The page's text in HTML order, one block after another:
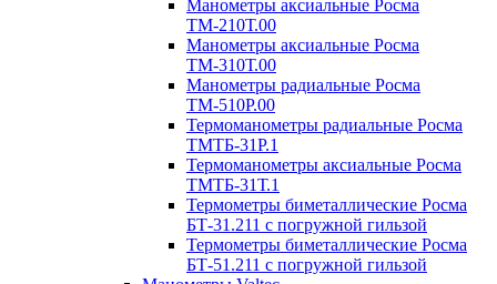
Манометры аксиальные Росма
ТМ-210Т.00
Манометры аксиальные Росма
ТМ-310Т.00
Манометры радиальные Росма
ТМ-510P.00
Термоманометры радиальные Росма
ТМТБ-31P.1
Термоманометры аксиальные Росма
ТМТБ-31Т.1
Термометры биметаллические Росма
БТ-31.211 с погружной гильзой
Термометры биметаллические Росма
БТ-51.211 с погружной гильзой